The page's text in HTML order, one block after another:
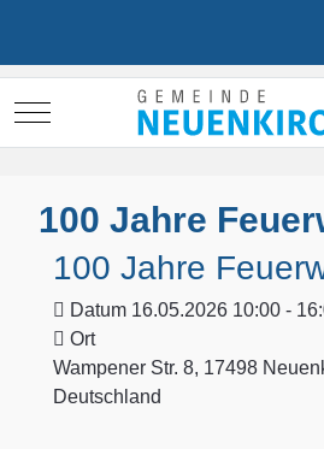
Mobile Menu Toggle
100 Jahre
100 Jahre
Datum 16.05.2026 10:00 -
Ort
Wampener Str. 8, 17498
Deutschland